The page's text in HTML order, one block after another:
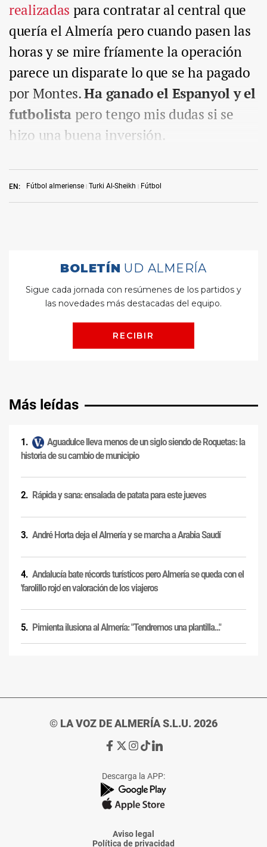
EN: Fútbol almeriense Turki Al-Sheikh Fútbol
realizadas para contratar al central que
quería el Almería pero cuando pasen las
horas y se mire fríamente la operación
parece un disparate lo que se ha pagado
por Montes.Ha ganado el Espanyol y el
futbolista pero tengo mis dudas si se
hizo una buena inversión.
Más leídas
Aguadulce lleva menos de un siglo siendo de Roquetas: la
historia de su cambio de municipio
Rápida y sana: ensalada de patata para este jueves
André Horta deja el Almería y se marcha a Arabia Saudí
Andalucía bate récords turísticos pero Almería se queda con el
'farolillo rojo' en valoración de los viajeros
Pimienta ilusiona al Almería: "Tendremos una plantilla..."
© LA VOZ DE ALMERÍA S.L.U. 2026
Ir
de
La
Voz
Almería
Ir
de
La
Voz
Almería
Ir
de
La
Voz
Almería
Ir
de
La
Voz
Almería
Ir
de
La
Voz
Descarga la APP:
Aviso legal
Política de privacidad